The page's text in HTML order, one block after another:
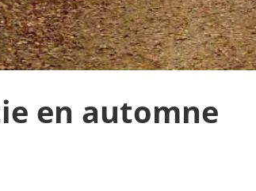
en automne